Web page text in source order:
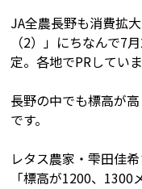
JA全農長野も消費拡
（2）」にちなんで7
定。各地でPRしていま
長野の中でも標高が
です。
レタス農家・雫田佳希
「標高が1200、